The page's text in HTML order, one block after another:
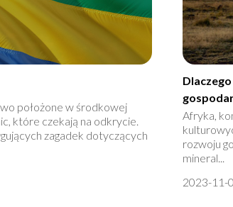
położone w środkowej
które czekają na odkrycie.
zagadek dotyczących
Afryka,
rozwoju
mineral...
2023-11-